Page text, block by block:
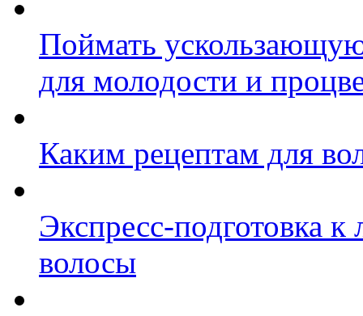
Поймать
для молодости и
Каким рецептам для
Экспресс-подготовка к
волосы